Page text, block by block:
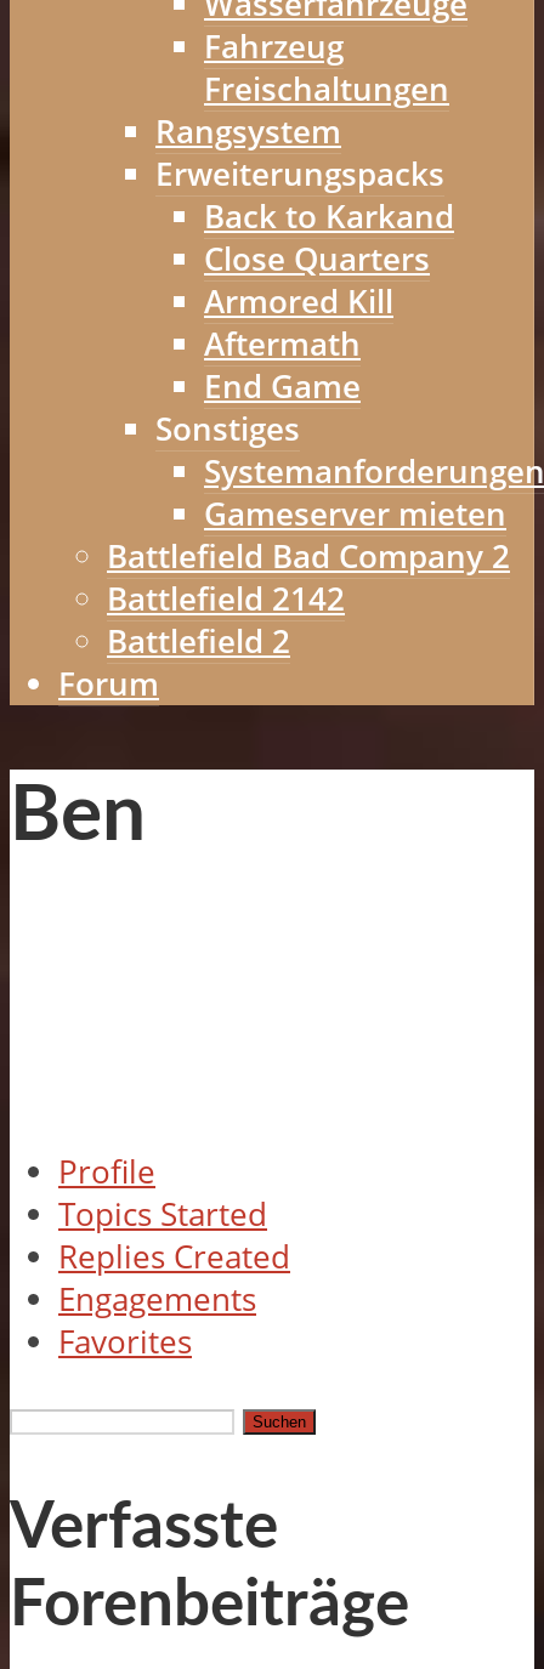
Fahrzeug
Freischaltungen
Rangsystem
Erweiterungspacks
Back to Karkand
Close Quarters
Armored Kill
Aftermath
End Game
Sonstiges
Systemanforderungen
Gameserver mieten
Battlefield Bad Company 2
Battlefield 2142
Battlefield 2
Forum
Ben
Profile
Topics Started
Replies Created
Engagements
Favorites
Antworten
Verfasste
Forenbeiträge